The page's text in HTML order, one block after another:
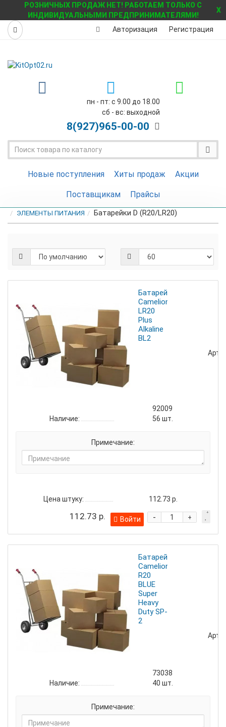
РОЗНИЧНЫХ ПРОДАЖ НЕТ! РАБОТАЕМ ТОЛЬКО С
ИНДИВИДУАЛЬНЫМИ ПРЕДПРИНИМАТЕЛЯМИ!
X
Авторизация Регистрация
пн - пт: с 9.00 до 18.00
сб - вс: выходной
8(927)965-00-00
Новые поступления Хиты продаж Акции
Поставщикам Прайсы
ЭЛЕМЕНТЫ ПИТАНИЯ Батарейки D (R20/LR20)
Батарейка
Camelion
LR20
Plus
Alkaline
BL2
92009
Наличие:
56 шт.
Примечание:
Цена штуку: 112.73 р.
112.73 р. +
-
Войти
Батарейка
Camelion
R20
BLUE
Super
Heavy
Duty SP-
2
73038
Наличие:
40 шт.
Примечание: